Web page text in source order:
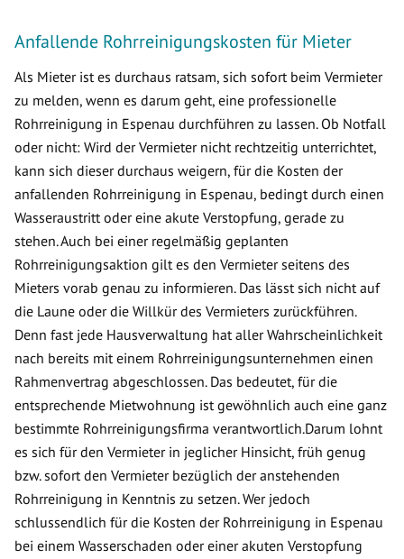
Anfallende Rohrreinigungskosten für Mieter
Als Mieter ist es durchaus ratsam, sich sofort beim Vermieter
zu melden, wenn es darum geht, eine professionelle
Rohrreinigung in Espenau durchführen zu lassen. Ob Notfall
oder nicht: Wird der Vermieter nicht rechtzeitig unterrichtet,
kann sich dieser durchaus weigern, für die Kosten der
anfallenden Rohrreinigung in Espenau, bedingt durch einen
Wasseraustritt oder eine akute Verstopfung, gerade zu
stehen. Auch bei einer regelmäßig geplanten
Rohrreinigungsaktion gilt es den Vermieter seitens des
Mieters vorab genau zu informieren. Das lässt sich nicht auf
die Laune oder die Willkür des Vermieters zurückführen.
Denn fast jede Hausverwaltung hat aller Wahrscheinlichkeit
nach bereits mit einem Rohrreinigungsunternehmen einen
Rahmenvertrag abgeschlossen. Das bedeutet, für die
entsprechende Mietwohnung ist gewöhnlich auch eine ganz
bestimmte Rohrreinigungsfirma verantwortlich.Darum lohnt
es sich für den Vermieter in jeglicher Hinsicht, früh genug
bzw. sofort den Vermieter bezüglich der anstehenden
Rohrreinigung in Kenntnis zu setzen. Wer jedoch
schlussendlich für die Kosten der Rohrreinigung in Espenau
bei einem Wasserschaden oder einer akuten Verstopfung